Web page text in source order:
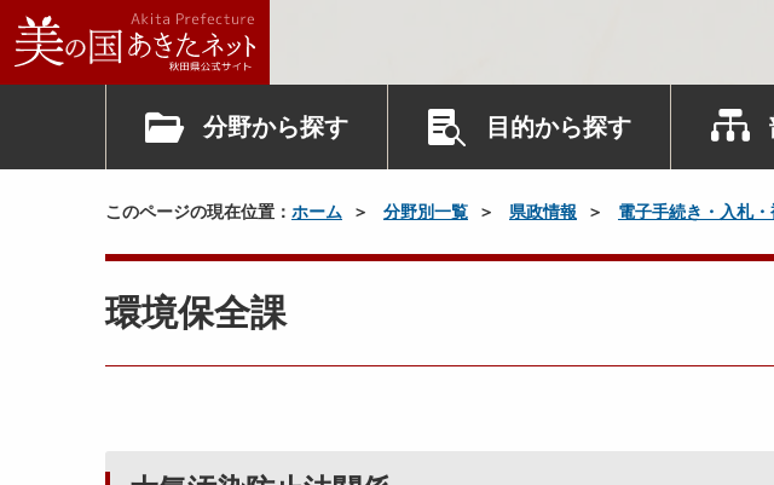
分野から探す 目的から探す
このページの現在位置： ホーム 分野別一覧 県政情報 電子手続き・入札
環境保全課